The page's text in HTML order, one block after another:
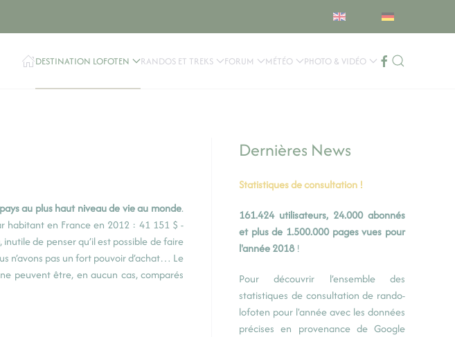
DESTINATION LOFOTEN RANDOS ET TREKS FORUM MÉTÉO PHOTO & VIDÉO
au plus haut niveau de vie au monde.
habitant en France en 2012 : 41 151 $ -
de penser qu’il est possible de faire
n’avons pas un fort pouvoir d’achat… Le
peuvent être, en aucun cas, comparés
Dernières News
Statistiques de consultation !
161.424 utilisateurs, 24.000 abonnés
et plus de 1.500.000 pages vues pour
l'année 2018!
Pour découvrir l’ensemble des
statistiques de consultation de rando-
lofoten pour l'année avec les données
précises en provenance de Google